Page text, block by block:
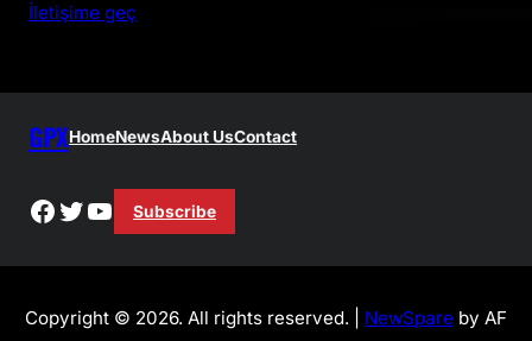
İletişime geç
GPXHomeNewsAbout UsContact
Facebook
Twitter
YouTube
Subscribe
Copyright © 2026. All rights reserved. | NewSpare by AF